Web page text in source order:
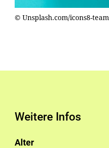
© Unsplash.com/icons8-team
Weitere Infos
Alter